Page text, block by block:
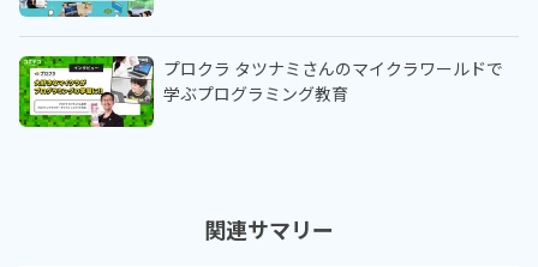
プロクラ タツナミさんのマイクラワールドで
学ぶプログラミング教育
関連サマリー